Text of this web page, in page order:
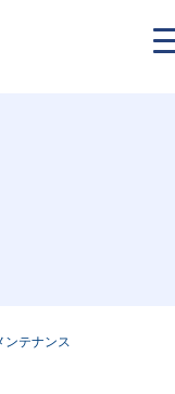
ンテナンス